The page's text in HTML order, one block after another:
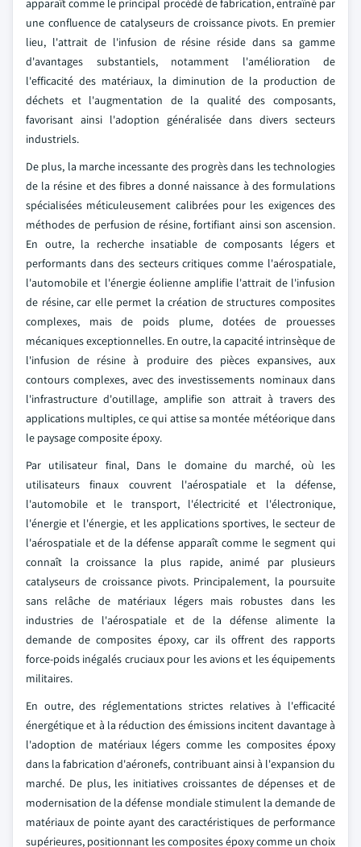
apparaît comme le principal procédé de fabrication, entraîné par
une confluence de catalyseurs de croissance pivots. En premier
lieu, l'attrait de l'infusion de résine réside dans sa gamme
d'avantages substantiels, notamment l'amélioration de
l'efficacité des matériaux, la diminution de la production de
déchets et l'augmentation de la qualité des composants,
favorisant ainsi l'adoption généralisée dans divers secteurs
industriels.
De plus, la marche incessante des progrès dans les technologies
de la résine et des fibres a donné naissance à des formulations
spécialisées méticuleusement calibrées pour les exigences des
méthodes de perfusion de résine, fortifiant ainsi son ascension.
En outre, la recherche insatiable de composants légers et
performants dans des secteurs critiques comme l'aérospatiale,
l'automobile et l'énergie éolienne amplifie l'attrait de l'infusion
de résine, car elle permet la création de structures composites
complexes, mais de poids plume, dotées de prouesses
mécaniques exceptionnelles. En outre, la capacité intrinsèque de
l'infusion de résine à produire des pièces expansives, aux
contours complexes, avec des investissements nominaux dans
l'infrastructure d'outillage, amplifie son attrait à travers des
applications multiples, ce qui attise sa montée météorique dans
le paysage composite époxy.
Par utilisateur final, Dans le domaine du marché, où les
utilisateurs finaux couvrent l'aérospatiale et la défense,
l'automobile et le transport, l'électricité et l'électronique,
l'énergie et l'énergie, et les applications sportives, le secteur de
l'aérospatiale et de la défense apparaît comme le segment qui
connaît la croissance la plus rapide, animé par plusieurs
catalyseurs de croissance pivots. Principalement, la poursuite
sans relâche de matériaux légers mais robustes dans les
industries de l'aérospatiale et de la défense alimente la
demande de composites époxy, car ils offrent des rapports
force-poids inégalés cruciaux pour les avions et les équipements
militaires.
En outre, des réglementations strictes relatives à l'efficacité
énergétique et à la réduction des émissions incitent davantage à
l'adoption de matériaux légers comme les composites époxy
dans la fabrication d'aéronefs, contribuant ainsi à l'expansion du
marché. De plus, les initiatives croissantes de dépenses et de
modernisation de la défense mondiale stimulent la demande de
matériaux de pointe ayant des caractéristiques de performance
supérieures, positionnant les composites époxy comme un choix